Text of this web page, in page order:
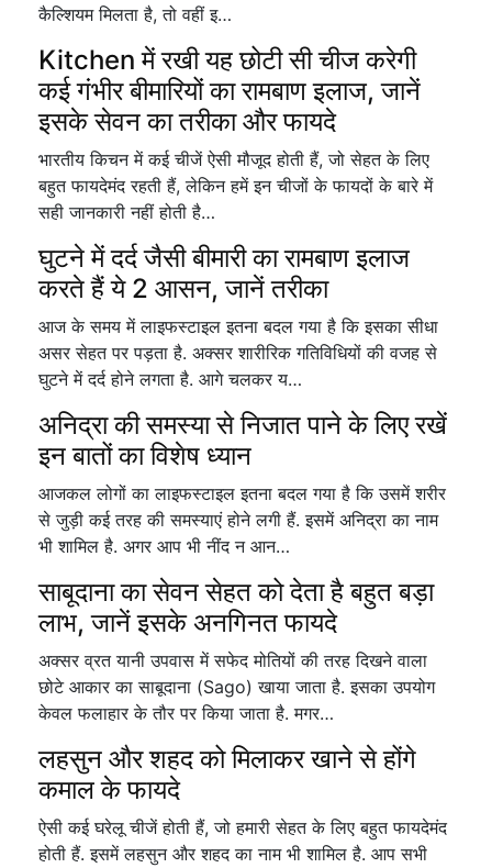
कैल्शियम मिलता है, तो वहीं इ…
Kitchen में रखी यह छोटी सी चीज करेगी
कई गंभीर बीमारियों का रामबाण इलाज, जानें
इसके सेवन का तरीका और फायदे
भारतीय किचन में कई चीजें ऐसी मौजूद होती हैं, जो सेहत के लिए
बहुत फायदेमंद रहती हैं, लेकिन हमें इन चीजों के फायदों के बारे में
सही जानकारी नहीं होती है…
घुटने में दर्द जैसी बीमारी का रामबाण इलाज
करते हैं ये 2 आसन, जानें तरीका
आज के समय में लाइफस्टाइल इतना बदल गया है कि इसका सीधा
असर सेहत पर पड़ता है. अक्सर शारीरिक गतिविधियों की वजह से
घुटने में दर्द होने लगता है. आगे चलकर य…
अनिद्रा की समस्या से निजात पाने के लिए रखें
इन बातों का विशेष ध्यान
आजकल लोगों का लाइफस्टाइल इतना बदल गया है कि उसमें शरीर
से जुड़ी कई तरह की समस्याएं होने लगी हैं. इसमें अनिद्रा का नाम
भी शामिल है. अगर आप भी नींद न आन…
साबूदाना का सेवन सेहत को देता है बहुत बड़ा
लाभ, जानें इसके अनगिनत फायदे
अक्सर व्रत यानी उपवास में सफेद मोतियों की तरह दिखने वाला
छोटे आकार का साबूदाना (Sago) खाया जाता है. इसका उपयोग
केवल फलाहार के तौर पर किया जाता है. मगर…
लहसुन और शहद को मिलाकर खाने से होंगे
कमाल के फायदे
ऐसी कई घरेलू चीजें होती हैं, जो हमारी सेहत के लिए बहुत फायदेमंद
होती हैं. इसमें लहसुन और शहद का नाम भी शामिल है. आप सभी